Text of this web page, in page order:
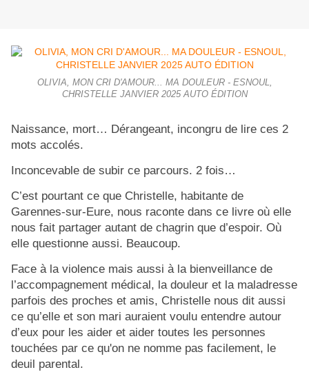
OLIVIA, MON CRI D'AMOUR... MA DOULEUR - ESNOUL,
CHRISTELLE JANVIER 2025 AUTO ÉDITION
Naissance, mort… Dérangeant, incongru de lire ces 2
mots accolés.
Inconcevable de subir ce parcours. 2 fois…
C’est pourtant ce que Christelle, habitante de
Garennes-sur-Eure, nous raconte dans ce livre où elle
nous fait partager autant de chagrin que d’espoir. Où
elle questionne aussi. Beaucoup.
Face à la violence mais aussi à la bienveillance de
l’accompagnement médical, la douleur et la maladresse
parfois des proches et amis, Christelle nous dit aussi
ce qu’elle et son mari auraient voulu entendre autour
d’eux pour les aider et aider toutes les personnes
touchées par ce qu'on ne nomme pas facilement, le
deuil parental.